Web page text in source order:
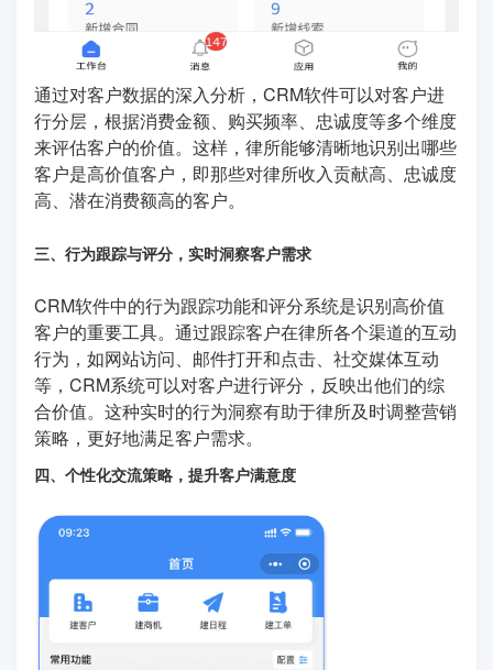
通过对客户数据的深入分析，CRM软件可以对客户进
行分层，根据消费金额、购买频率、忠诚度等多个维度
来评估客户的价值。这样，律所能够清晰地识别出哪些
客户是高价值客户，即那些对律所收入贡献高、忠诚度
高、潜在消费额高的客户。
三、行为跟踪与评分，实时洞察客户需求
CRM软件中的行为跟踪功能和评分系统是识别高价值
客户的重要工具。通过跟踪客户在律所各个渠道的互动
行为，如网站访问、邮件打开和点击、社交媒体互动
等，CRM系统可以对客户进行评分，反映出他们的综
合价值。这种实时的行为洞察有助于律所及时调整营销
策略，更好地满足客户需求。
四、个性化交流策略，提升客户满意度